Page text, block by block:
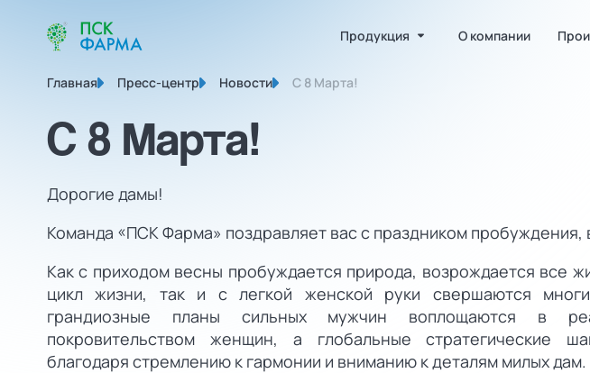
Продукция О компании
Главная Пресс-центр Новости С 8 Марта!
С 8 Марта!
Дорогие дамы!
Команда «ПСК Фарма» поздравляет вас с праздником пробуждения,
Как с приходом весны пробуждается природа, возрождается все
цикл жизни, так и с легкой женской руки свершаются
грандиозные планы сильных мужчин воплощаются в
покровительством женщин, а глобальные стратегические
благодаря стремлению к гармонии и вниманию к деталям милых дам.